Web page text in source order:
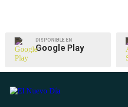
DISPONIBLE EN
Google Play